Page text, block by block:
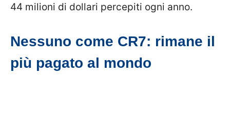
44 milioni di dollari percepiti ogni anno.
Nessuno come CR7: rimane il
più pagato al mondo